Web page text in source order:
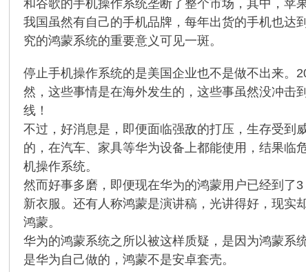
和谷歌的手机操作系统垄断了整个市场，其中，苹
我国虽然有自己的手机品牌，每年出货的手机也达
究的鸿蒙系统的重要意义可见一斑。
停止手机操作系统的是美国企业也不是做不出来。
然，这些事情是在海外发生的，这些事虽然没冲击
线！
不过，好消息是，即便面临强敌的打压，生存受到
的，在汽车、家具等华为设备上都能使用，结果临
机操作系统。
然而好事多磨，即便现在华为的鸿蒙用户已经到了
新衣服。还有人称鸿蒙是演讲稿，光讲得好，现实
鸿蒙。
华为的鸿蒙系统之所以被这样质疑，是因为鸿蒙系
是华为自己做的，鸿蒙不是安卓套壳。